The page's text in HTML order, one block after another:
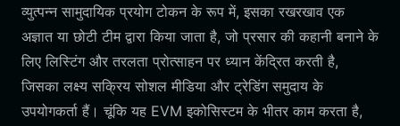
व्युत्पन्न सामुदायिक प्रयोग टोकन के रूप में, इसका रखरखाव एक
अज्ञात या छोटी टीम द्वारा किया जाता है, जो प्रसार की कहानी बनाने के
लिए लिस्टिंग और तरलता प्रोत्साहन पर ध्यान केंद्रित करती है,
जिसका लक्ष्य सक्रिय सोशल मीडिया और ट्रेडिंग समुदाय के
उपयोगकर्ता हैं। चूंकि यह EVM इकोसिस्टम के भीतर काम करता है,